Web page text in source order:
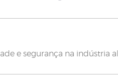
e segurança na indústria